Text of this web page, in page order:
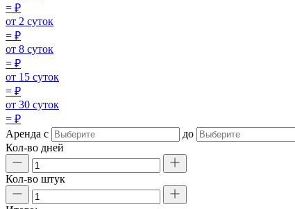
= ₽
от 2 суток
= ₽
от 8 суток
= ₽
от 15 суток
= ₽
от 30 суток
= ₽
Аренда с
до
Кол-во дней
Кол-во штук